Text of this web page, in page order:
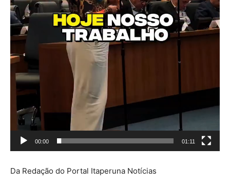
00:00 01:11
Da Redação do Portal Itaperuna Notícias